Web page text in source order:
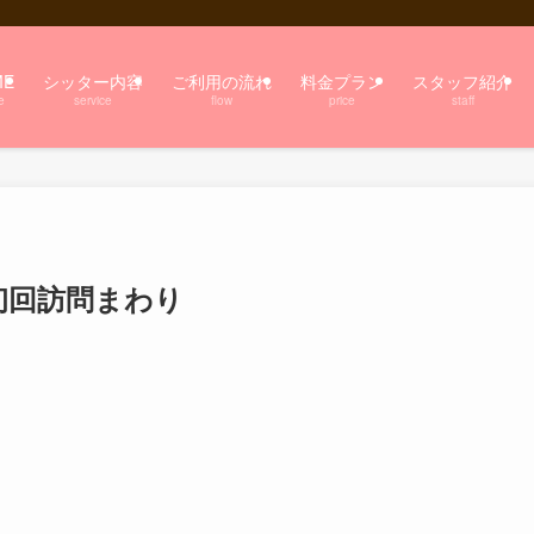
シッター内容
service
ご利用の流れ
flow
料金プラン
price
スタッフ紹介
staff
訪問まわり